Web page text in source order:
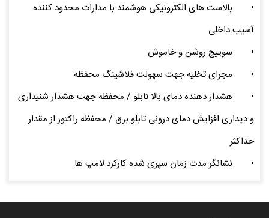
•
بالاست های الکترونیکی هوشمند با مدارات محدود کننده
آسیب داخلی
•
سوییچ روشن و خاموش
•
مجرای تخلیه جهت سهولت فلاشینگ محفظه
•
هشدار دهنده دمای بالا تابلو / محفظه جهت هشدار شنیداری
و دیداری افزایش دمای درونی تابلو برق / محفظه راکتور از مقدار
حداکثر
•
نشانگر مدت زمان سپری شده کارکرد لامپ ها